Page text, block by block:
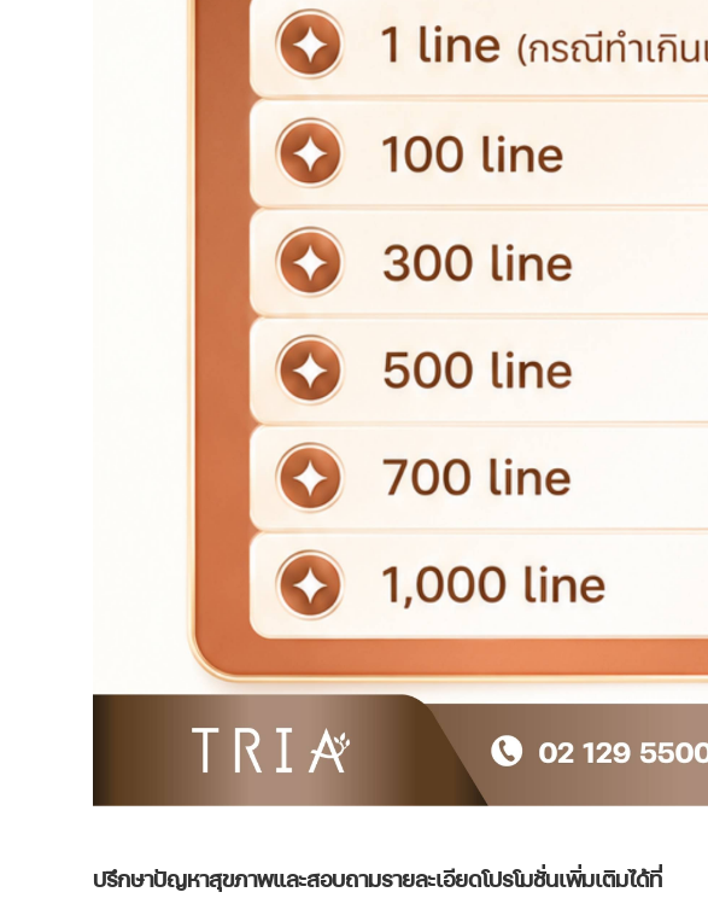
ปรึกษาปัญหาสุขภาพและสอบถามรายละเอียดโปรโมชั่นเพิ่มเติมได้ที่